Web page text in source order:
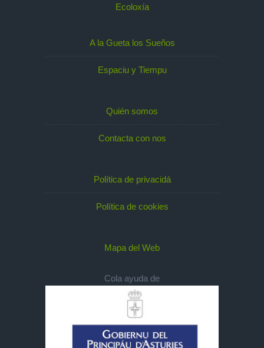
Ecoloxía
A la Gueta los Sueños
Espaciu y Tiempu
Quién somos
Contacta con nos
Política de privacidá
Política de cookies
Mapa del Web
Cola ayuda de